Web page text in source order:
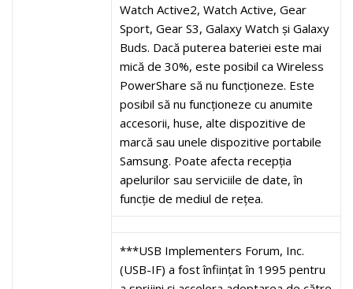
Watch Active2, Watch Active, Gear
Sport, Gear S3, Galaxy Watch și Galaxy
Buds. Dacă puterea bateriei este mai
mică de 30%, este posibil ca Wireless
PowerShare să nu funcționeze. Este
posibil să nu funcționeze cu anumite
accesorii, huse, alte dispozitive de
marcă sau unele dispozitive portabile
Samsung. Poate afecta recepția
apelurilor sau serviciile de date, în
funcție de mediul de rețea.
***USB Implementers Forum, Inc.
(USB-IF) a fost înființat în 1995 pentru